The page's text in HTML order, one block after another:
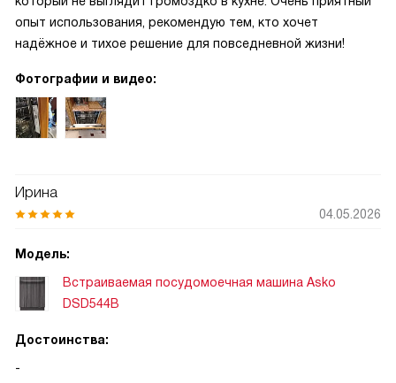
опыт использования, рекомендую тем, кто хочет
надёжное и тихое решение для повседневной жизни!
Фотографии и видео:
Ирина
04.05.2026
Модель:
Встраиваемая посудомоечная машина Asko
DSD544B
Достоинства:
-